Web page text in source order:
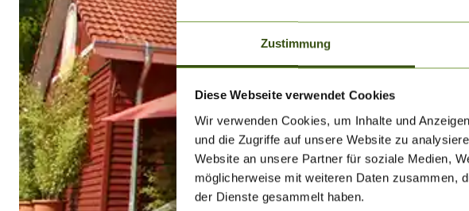
Zustimmung
Diese Webseite verwendet Cookies
Wir verwenden Cookies, um Inhalte und
und die Zugriffe auf unsere Website zu
Website an unsere Partner für soziale Medien,
möglicherweise mit weiteren Daten zusammen,
der Dienste gesammelt haben.